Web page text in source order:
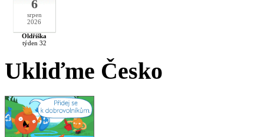
6
srpen
2026
Oldřiška
týden 32
Ukliďme Česko